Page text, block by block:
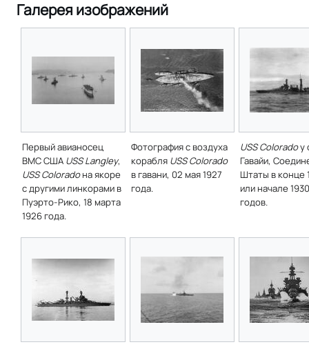
Галерея изображений
Первый авианосец
ВМС США USS Langley,
USS Coloradoна якоре
с другими линкорами в
Пуэрто-Рико, 18 марта
1926 года.
Фотография с воздуха
корабля USS Colorado
в гавани, 02 мая 1927
года.
USS Coloradoу
Гавайи,
Штаты в конце
или начале
годов.